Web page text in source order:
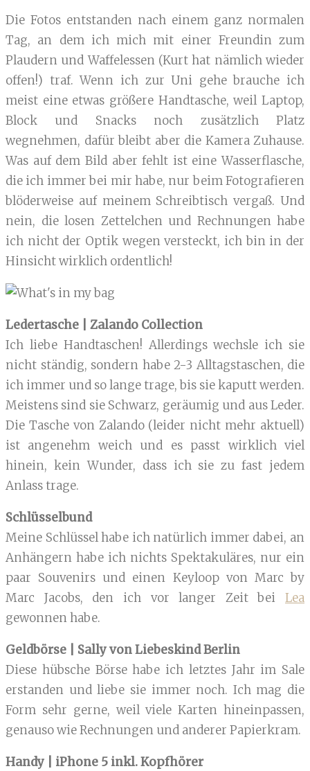
Die Fotos entstanden nach einem ganz normalen
Tag, an dem ich mich mit einer Freundin zum
Plaudern und Waffelessen (Kurt hat nämlich wieder
offen!) traf. Wenn ich zur Uni gehe brauche ich
meist eine etwas größere Handtasche, weil Laptop,
Block und Snacks noch zusätzlich Platz
wegnehmen, dafür bleibt aber die Kamera Zuhause.
Was auf dem Bild aber fehlt ist eine Wasserflasche,
die ich immer bei mir habe, nur beim Fotografieren
blöderweise auf meinem Schreibtisch vergaß. Und
nein, die losen Zettelchen und Rechnungen habe
ich nicht der Optik wegen versteckt, ich bin in der
Hinsicht wirklich ordentlich!
Ledertasche | Zalando Collection
Ich liebe Handtaschen! Allerdings wechsle ich sie
nicht ständig, sondern habe 2-3 Alltagstaschen, die
ich immer und so lange trage, bis sie kaputt werden.
Meistens sind sie Schwarz, geräumig und aus Leder.
Die Tasche von Zalando (leider nicht mehr aktuell)
ist angenehm weich und es passt wirklich viel
hinein, kein Wunder, dass ich sie zu fast jedem
Anlass trage.
Schlüsselbund
Meine Schlüssel habe ich natürlich immer dabei, an
Anhängern habe ich nichts Spektakuläres, nur ein
paar Souvenirs und einen Keyloop von Marc by
Marc Jacobs, den ich vor langer Zeit bei Lea
gewonnen habe.
Geldbörse | Sally von Liebeskind Berlin
Diese hübsche Börse habe ich letztes Jahr im Sale
erstanden und liebe sie immer noch. Ich mag die
Form sehr gerne, weil viele Karten hineinpassen,
genauso wie Rechnungen und anderer Papierkram.
Handy | iPhone 5 inkl. Kopfhörer